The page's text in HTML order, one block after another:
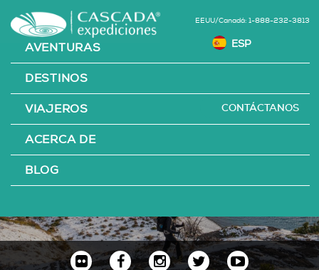
EEUU/Canadá: 1-888-232-3813
AVENTURAS
DESTINOS
VIAJEROS
ACERCA DE
BLOG
CONTÁCTANOS
AVENTURAS